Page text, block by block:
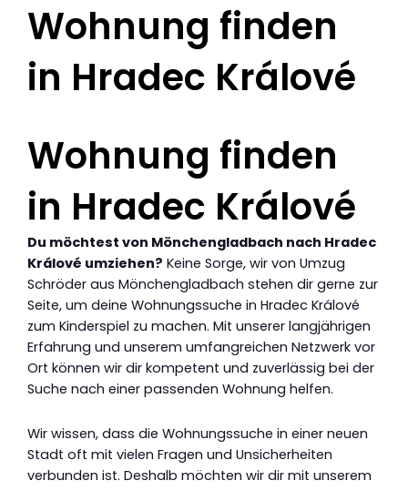
Wohnung finden
in Hradec Králové
Wohnung finden
in Hradec Králové
Du möchtest von Mönchengladbach nach Hradec
Králové umziehen? Keine Sorge, wir von Umzug
Schröder aus Mönchengladbach stehen dir gerne zur
Seite, um deine Wohnungssuche in Hradec Králové
zum Kinderspiel zu machen. Mit unserer langjährigen
Erfahrung und unserem umfangreichen Netzwerk vor
Ort können wir dir kompetent und zuverlässig bei der
Suche nach einer passenden Wohnung helfen.
Wir wissen, dass die Wohnungssuche in einer neuen
Stadt oft mit vielen Fragen und Unsicherheiten
verbunden ist. Deshalb möchten wir dir mit unserem